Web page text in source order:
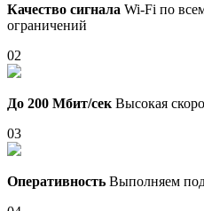
Качество сигнала Wi-Fi по
ограничений
02
До 200 Мбит/сек Высокая
03
Оперативность Выполняем